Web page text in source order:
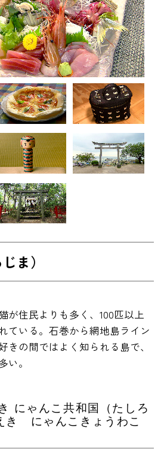
ま）
が住民よりも多く、100匹以上
ている。石巻から網地島ライン
きの間ではよく知られる島で、
い。
にゃんこ共和国（たしろ
き にゃんこきょうわこ